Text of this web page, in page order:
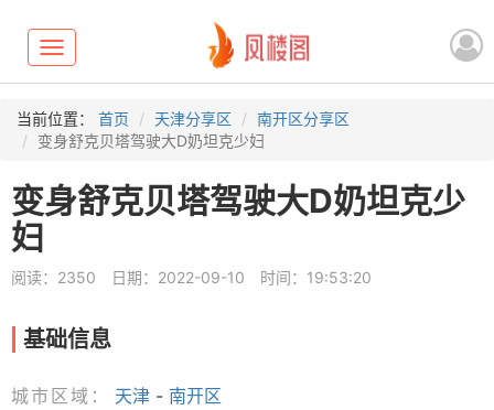
Toggle
navigation
当前位置： 首页 天津分享区
南开区分享区
变身舒克贝塔驾驶大D奶坦克少妇
变身舒克贝塔驾驶大D奶坦克少
妇
阅读：2350 日期：2022-09-10 时间：19:53:20
基础信息
城市区域： 天津 - 南开区